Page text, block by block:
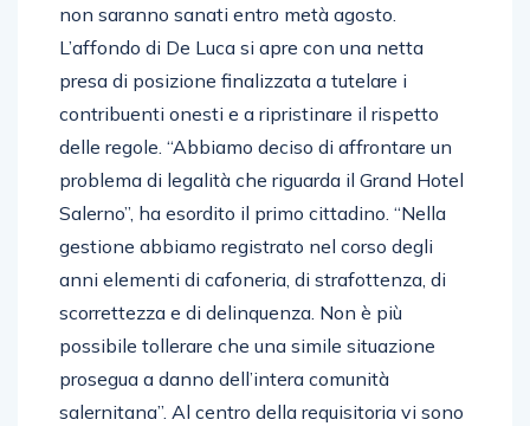
non saranno sanati entro metà agosto.
L’affondo di De Luca si apre con una netta
presa di posizione finalizzata a tutelare i
contribuenti onesti e a ripristinare il rispetto
delle regole. “Abbiamo deciso di affrontare un
problema di legalità che riguarda il Grand Hotel
Salerno”, ha esordito il primo cittadino. “Nella
gestione abbiamo registrato nel corso degli
anni elementi di cafoneria, di strafottenza, di
scorrettezza e di delinquenza. Non è più
possibile tollerare che una simile situazione
prosegua a danno dell’intera comunità
salernitana”. Al centro della requisitoria vi sono